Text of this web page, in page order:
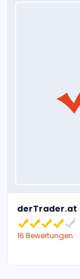
derTrader.at
16 Bewertungen